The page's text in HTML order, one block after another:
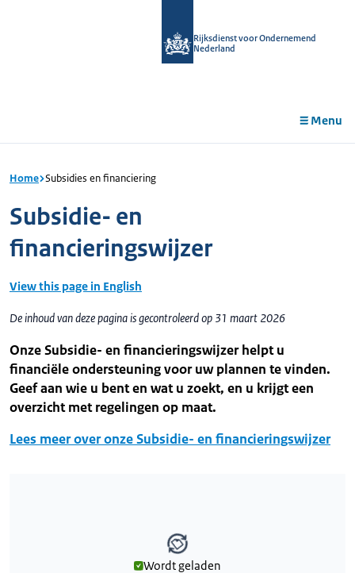
Rijksdienst voor Ondernemend
Nederland
Menu
Home Subsidies en financiering
Subsidie- en
financieringswijzer
View this page in English
De inhoud van deze pagina is gecontroleerd op 31 maart 2026
Onze Subsidie- en financieringswijzer helpt u
financiële ondersteuning voor uw plannen te vinden.
Geef aan wie u bent en wat u zoekt, en u krijgt een
overzicht met regelingen op maat.
Lees meer over onze Subsidie- en financieringswijzer
Wordt geladen